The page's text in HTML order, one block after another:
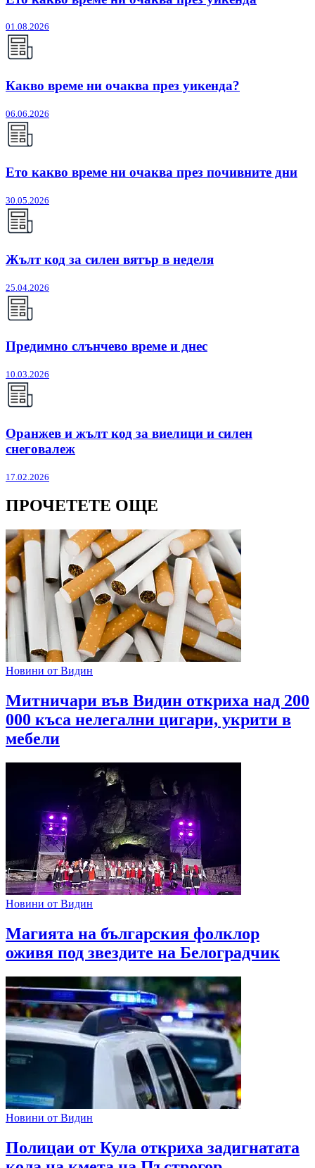
01.08.2026
Какво време ни очаква през уикенда?
06.06.2026
Ето какво време ни очаква през почивните дни
30.05.2026
Жълт код за силен вятър в неделя
25.04.2026
Предимно слънчево време и днес
10.03.2026
Оранжев и жълт код за виелици и силен
снеговалеж
17.02.2026
ПРОЧЕТЕТЕ ОЩЕ
Новини от Видин
Митничари във Видин откриха над 200
000 къса нелегални цигари, укрити в
мебели
Новини от Видин
Магията на българския фолклор
оживя под звездите на Белоградчик
Новини от Видин
Полицаи от Кула откриха задигнатата